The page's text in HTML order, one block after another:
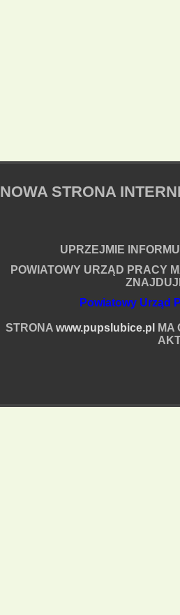
NOWA STRONA
UPRZEJMIE
POWIATOWY URZĄD PRACY
Powiatowy Urząd
STRONA www.pupslubice.pl
MA